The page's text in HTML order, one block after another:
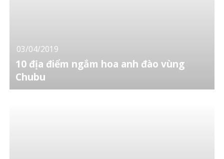
03/04/2019
10 địa điểm ngắm hoa anh đào vùng
Chubu